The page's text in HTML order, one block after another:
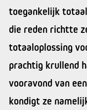
toegankelijk
die reden richtte
totaaloplossing
prachtig krullend
vooravond van
kondigt ze